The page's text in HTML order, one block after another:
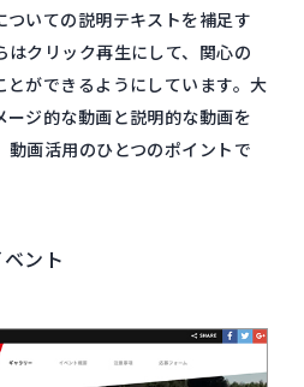
いての説明テキストを補足す
はクリック再生にして、関心の
とができるようにしています。大
ージ的な動画と説明的な動画を
動画活用のひとつのポイントで
ント